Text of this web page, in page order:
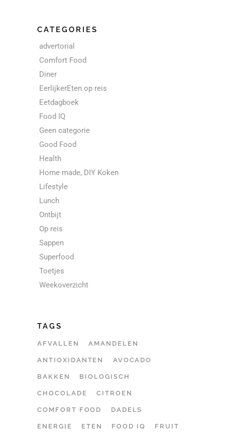
CATEGORIES
advertorial
Comfort Food
Diner
EerlijkerEten op reis
Eetdagboek
Food IQ
Geen categorie
Good Food
Health
Home made, DIY Koken
Lifestyle
Lunch
Ontbijt
Op reis
Sappen
Superfood
Toetjes
Weekoverzicht
TAGS
AFVALLEN AMANDELEN
ANTIOXIDANTEN AVOCADO
BAKKEN BIOLOGISCH
CHOCOLADE CITROEN
COMFORT FOOD DADELS
ENERGIE ETEN FOOD IQ FRUIT